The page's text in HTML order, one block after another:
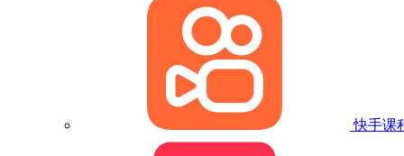
快手课